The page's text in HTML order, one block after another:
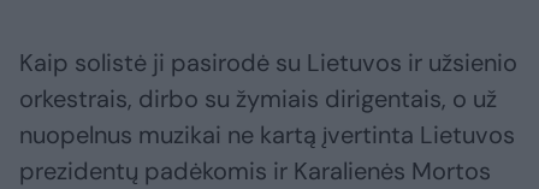
Kaip solistė ji pasirodė su Lietuvos ir užsienio
orkestrais, dirbo su žymiais dirigentais, o už
nuopelnus muzikai ne kartą įvertinta Lietuvos
prezidentų padėkomis ir Karalienės Mortos